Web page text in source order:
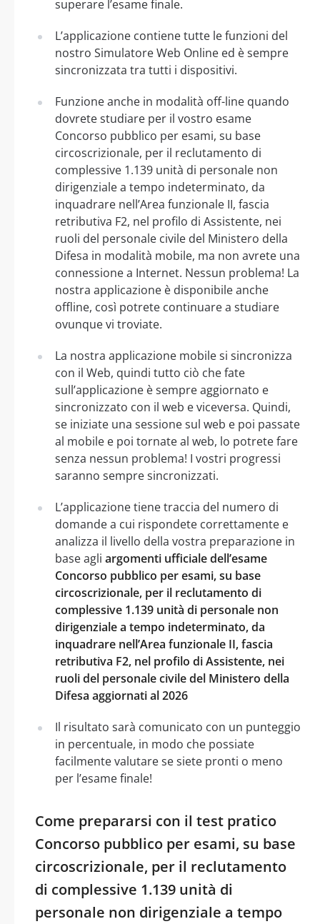
superare l’esame finale.
L’applicazione contiene tutte le funzioni del
nostro Simulatore Web Online ed è sempre
sincronizzata tra tutti i dispositivi.
Funzione anche in modalità off-line quando
dovrete studiare per il vostro esame
Concorso pubblico per esami, su base
circoscrizionale, per il reclutamento di
complessive 1.139 unità di personale non
dirigenziale a tempo indeterminato, da
inquadrare nell’Area funzionale II, fascia
retributiva F2, nel profilo di Assistente, nei
ruoli del personale civile del Ministero della
Difesa in modalità mobile, ma non avrete una
connessione a Internet. Nessun problema! La
nostra applicazione è disponibile anche
offline, così potrete continuare a studiare
ovunque vi troviate.
La nostra applicazione mobile si sincronizza
con il Web, quindi tutto ciò che fate
sull’applicazione è sempre aggiornato e
sincronizzato con il web e viceversa. Quindi,
se iniziate una sessione sul web e poi passate
al mobile e poi tornate al web, lo potrete fare
senza nessun problema! I vostri progressi
saranno sempre sincronizzati.
L’applicazione tiene traccia del numero di
domande a cui rispondete correttamente e
analizza il livello della vostra preparazione in
base agli argomenti ufficiale dell’esame
Concorso pubblico per esami, su base
circoscrizionale, per il reclutamento di
complessive 1.139 unità di personale non
dirigenziale a tempo indeterminato, da
inquadrare nell’Area funzionale II, fascia
retributiva F2, nel profilo di Assistente, nei
ruoli del personale civile del Ministero della
Difesa aggiornati al 2026
Il risultato sarà comunicato con un punteggio
in percentuale, in modo che possiate
facilmente valutare se siete pronti o meno
per l’esame finale!
Come prepararsi con il test pratico
Concorso pubblico per esami, su base
circoscrizionale, per il reclutamento
di complessive 1.139 unità di
personale non dirigenziale a tempo